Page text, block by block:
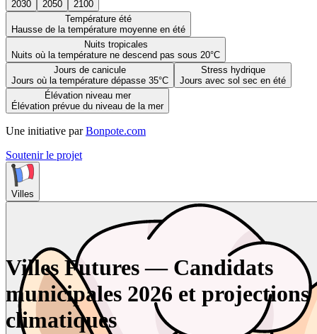
2030 2050
2100
Température été
Hausse de la température moyenne en été
Nuits tropicales
Nuits où la température ne descend pas sous 20°C
Jours de canicule
Jours où la température dépasse 35°C
Stress hydrique
Jours avec sol sec en été
Élévation niveau mer
Élévation prévue du niveau de la mer
Une initiative par Bonpote.com
Soutenir le projet
Villes
Villes Futures — Candidats
municipales 2026 et projections
climatiques